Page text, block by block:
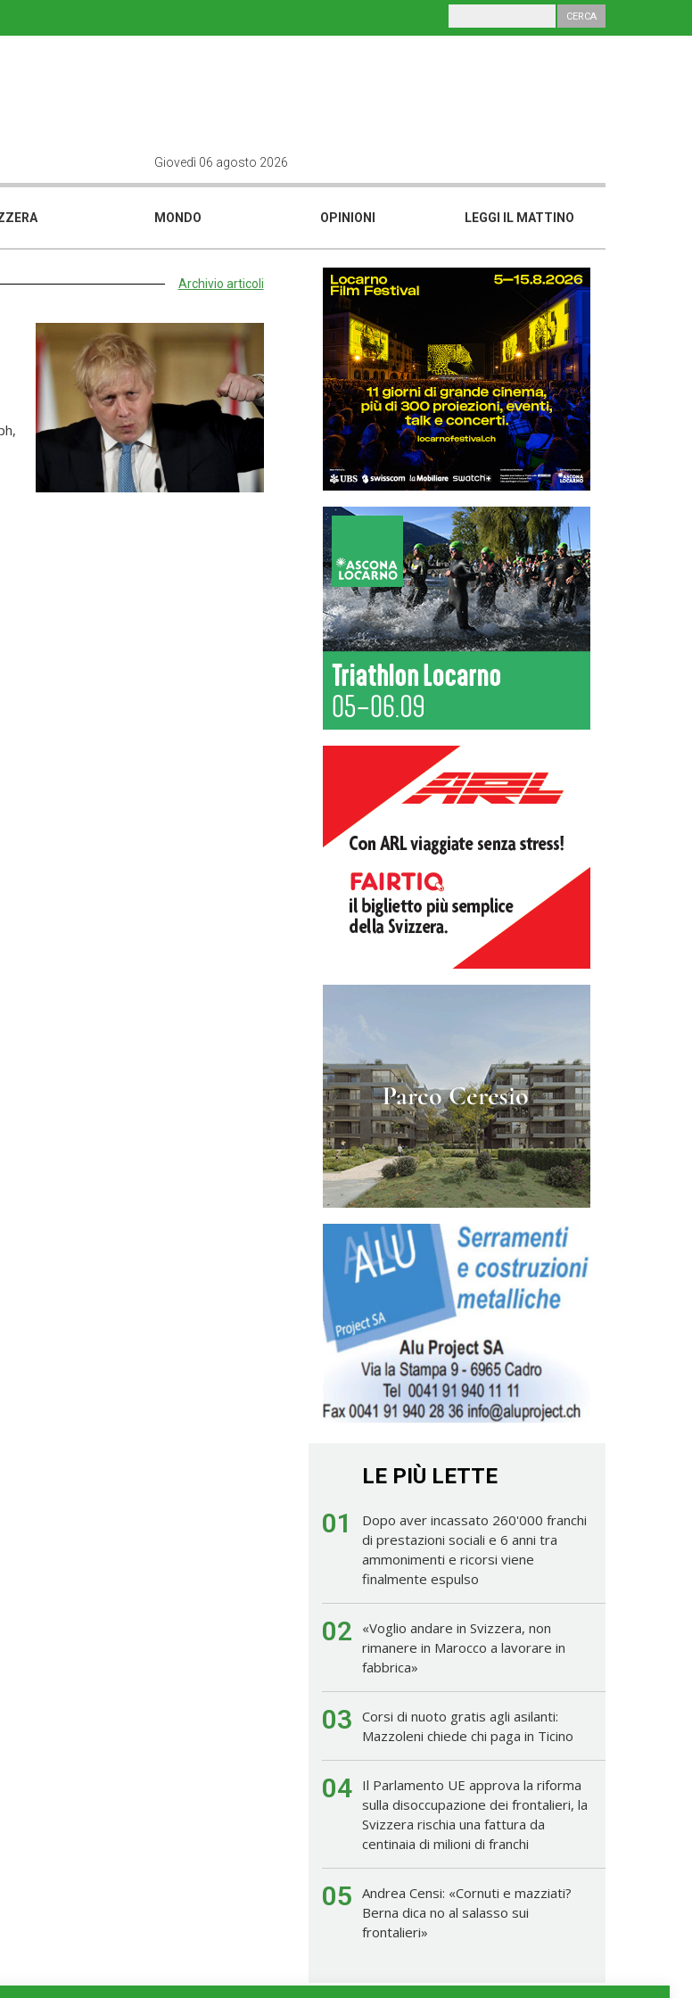
Giovedì 06 agosto 2026
MONDO OPINIONI LEGGI IL MATTINO
Archivio articoli
LE PIÙ LETTE
01
Dopo aver incassato 260'000 franchi
di prestazioni sociali e 6 anni tra
ammonimenti e ricorsi viene
finalmente espulso
02
«Voglio andare in Svizzera, non
rimanere in Marocco a lavorare in
fabbrica»
03 Corsi di nuoto gratis agli asilanti:
Mazzoleni chiede chi paga in Ticino
04
Il Parlamento UE approva la riforma
sulla disoccupazione dei frontalieri, la
Svizzera rischia una fattura da
centinaia di milioni di franchi
05 Andrea Censi: «Cornuti e mazziati?
Berna dica no al salasso sui
frontalieri»